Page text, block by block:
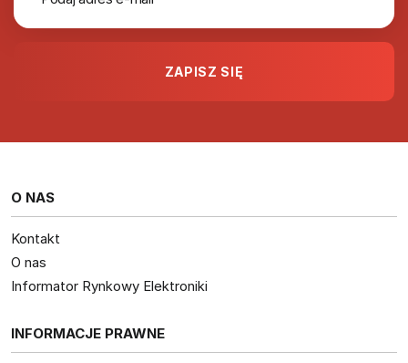
O NAS
Kontakt
O nas
Informator Rynkowy Elektroniki
INFORMACJE PRAWNE